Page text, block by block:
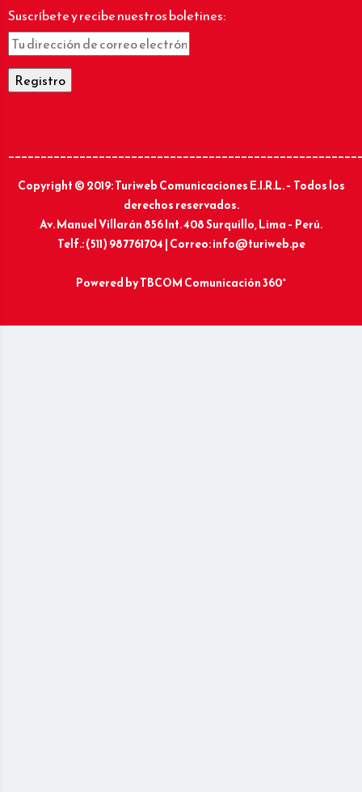
Suscríbete y recibe nuestros boletines:
Copyright © 2019: Turiweb Comunicaciones E.I.R.L. – Todos los
derechos reservados.
Av. Manuel Villarán 856 Int. 408 Surquillo, Lima – Perú.
Telf.: (511) 987761704 | Correo: info@turiweb.pe
Powered byTBCOM Comunicación 360°